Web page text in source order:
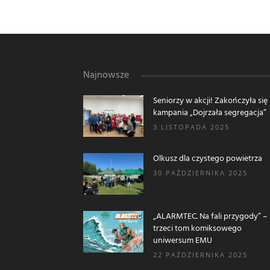
Najnowsze
Seniorzy w akcji! Zakończyła się
kampania „Dojrzała segregacja”
3 LISTOPADA 2025
Olkusz dla czystego powietrza
30 PAŹDZIERNIKA 2025
„ALARMTEC. Na fali przygody” –
trzeci tom komiksowego
uniwersum EMU
22 PAŹDZIERNIKA 2025